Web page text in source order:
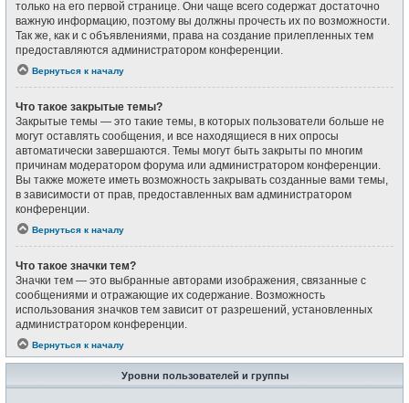
только на его первой странице. Они чаще всего содержат достаточно
важную информацию, поэтому вы должны прочесть их по возможности.
Так же, как и с объявлениями, права на создание прилепленных тем
предоставляются администратором конференции.
Вернуться к началу
Что такое закрытые темы?
Закрытые темы — это такие темы, в которых пользователи больше не
могут оставлять сообщения, и все находящиеся в них опросы
автоматически завершаются. Темы могут быть закрыты по многим
причинам модератором форума или администратором конференции.
Вы также можете иметь возможность закрывать созданные вами темы,
в зависимости от прав, предоставленных вам администратором
конференции.
Вернуться к началу
Что такое значки тем?
Значки тем — это выбранные авторами изображения, связанные с
сообщениями и отражающие их содержание. Возможность
использования значков тем зависит от разрешений, установленных
администратором конференции.
Вернуться к началу
Уровни пользователей и группы